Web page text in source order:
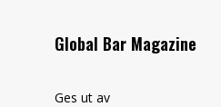
Global Bar Magazine
Ges ut av